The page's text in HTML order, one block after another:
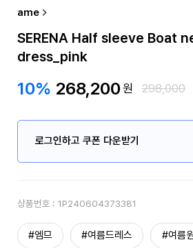
ame
SERENA Half sleeve Boat
dress_pink
10% 268,200원 298,000
로그인하고 쿠폰 다운받기
상품번호 : 1P240604373381
#엠므 #여름드레스 #여름